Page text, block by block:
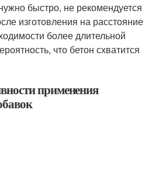
быстро, не рекомендуется
изготовления на расстояние
более длительной
что бетон схватится
применения